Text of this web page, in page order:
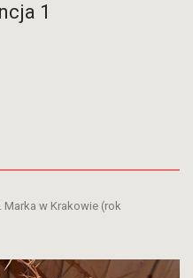
1
w Krakowie (rok